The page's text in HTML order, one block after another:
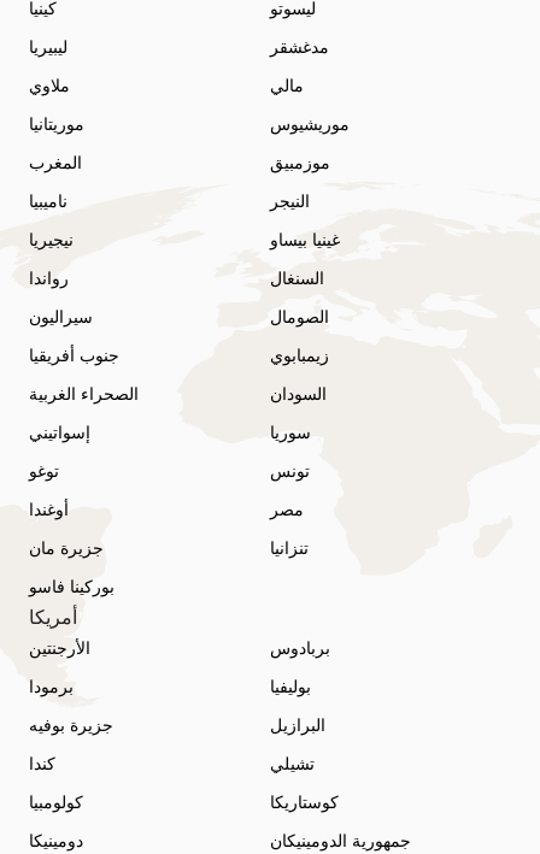
كينيا
ليسوتو
ليبيريا
مدغشقر
ملاوي
مالي
موريتانيا
موريشيوس
المغرب
موزمبيق
ناميبيا
النيجر
نيجيريا
غينيا بيساو
رواندا
السنغال
سيراليون
الصومال
جنوب أفريقيا
زيمبابوي
الصحراء الغربية
السودان
إسواتيني
سوريا
توغو
تونس
أوغندا
مصر
جزيرة مان
تنزانيا
بوركينا فاسو
أمريكا
الأرجنتين
بربادوس
برمودا
بوليفيا
جزيرة بوفيه
البرازيل
كندا
تشيلي
كولومبيا
كوستاريكا
دومينيكا
جمهورية الدومينيكان